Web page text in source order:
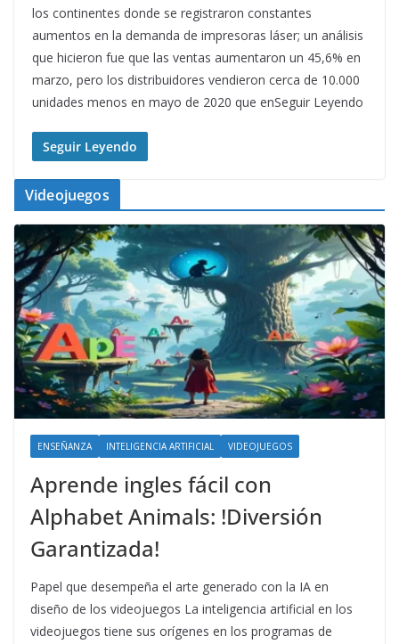
los continentes donde se registraron constantes
aumentos en la demanda de impresoras láser; un análisis
que hicieron fue que las ventas aumentaron un 45,6% en
marzo, pero los distribuidores vendieron cerca de 10.000
unidades menos en mayo de 2020 que enSeguir Leyendo
Seguir Leyendo
Videojuegos
ENSEÑANZA INTELIGENCIA ARTIFICIAL VIDEOJUEGOS
Aprende ingles fácil con
Alphabet Animals: !Diversión
Garantizada!
Papel que desempeña el arte generado con la IA en
diseño de los videojuegos La inteligencia artificial en los
videojuegos tiene sus orígenes en los programas de